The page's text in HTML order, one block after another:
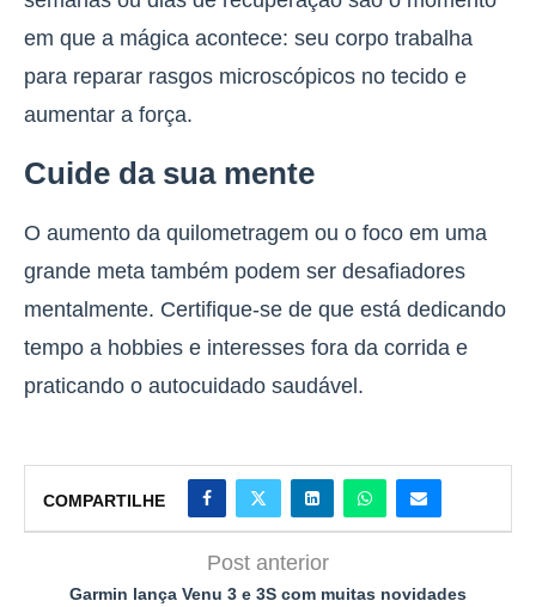
em que a mágica acontece: seu corpo trabalha
para reparar rasgos microscópicos no tecido e
aumentar a força.
Cuide da sua mente
O aumento da quilometragem ou o foco em uma
grande meta também podem ser desafiadores
mentalmente. Certifique-se de que está dedicando
tempo a hobbies e interesses fora da corrida e
praticando o autocuidado saudável.
COMPARTILHE
Post anterior
Garmin lança Venu 3 e 3S com muitas novidades